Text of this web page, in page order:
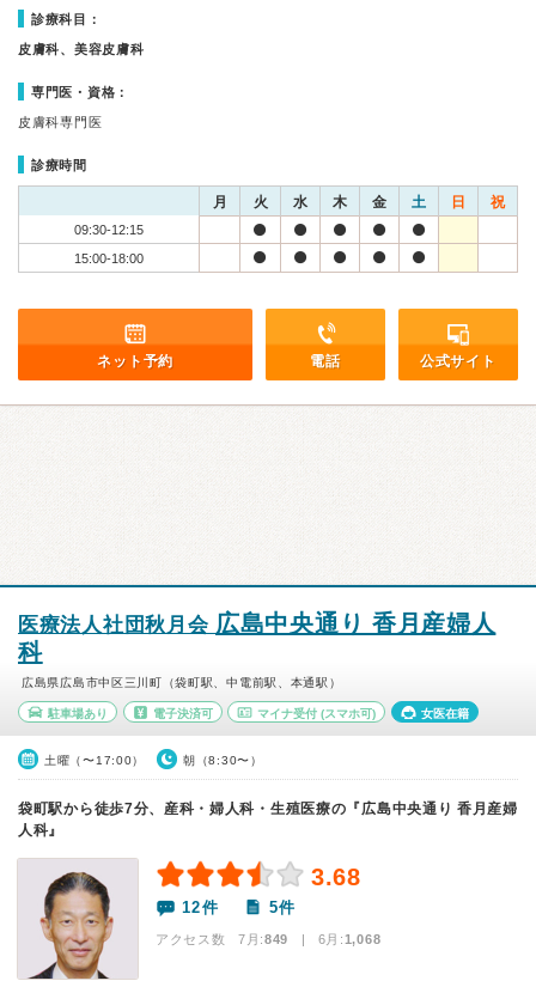
診療科目：
皮膚科、美容皮膚科
専門医・資格：
皮膚科専門医
診療時間
月 火 水 木 金 土 日 祝
09:30-12:15
15:00-18:00
ネット予約 電話 公式サイト
医療法人社団秋月会 広島中央通り 香月産婦人
科
広島県広島市中区三川町（袋町駅、中電前駅、本通駅）
駐車場あり 電子決済可 マイナ受付 (スマホ可) 女医在籍
土曜（〜17:00） 朝（8:30〜）
袋町駅から徒歩7分、産科・婦人科・生殖医療の『広島中央通り 香月産婦
人科』
3.68
12件 5件
アクセス数 7月:849 | 6月:1,068